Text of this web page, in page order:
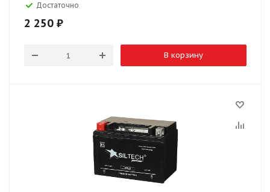
Достаточно
2 250 ₽
В корзину